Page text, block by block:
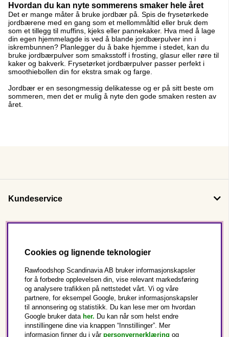
Hvordan du kan nyte sommerens smaker hele året
Det er mange måter å bruke jordbær på. Spis de frysetørkede
jordbærene med en gang som et mellommåltid eller bruk dem
som et tillegg til muffins, kjeks eller pannekaker. Hva med å lage
din egen hjemmelagde is ved å blande jordbærpulver inn i
iskrembunnen? Planlegger du å bake hjemme i stedet, kan du
bruke jordbærpulver som smaksstoff i frosting, glasur eller røre til
kaker og bakverk. Frysetørket jordbærpulver passer perfekt i
smoothiebollen din for ekstra smak og farge.
Jordbær er en sesongmessig delikatesse og er på sitt beste om
sommeren, men det er mulig å nyte den gode smaken resten av
året.
Kundeservice
Dette er Rawfoodshop
Norge
Cookies og lignende teknologier
Rawfoodshop Scandinavia AB bruker informasjonskapsler
for å forbedre opplevelsen din, vise relevant markedsføring
og analysere trafikken på nettstedet vårt. Vi og våre
partnere, for eksempel Google, bruker informasjonskapsler
til annonsering og statistikk. Du kan lese mer om hvordan
Google bruker data her. Du kan når som helst endre
innstillingene dine via knappen “Innstillinger”. Mer
informasjon finner du i vår personvernerklæring og